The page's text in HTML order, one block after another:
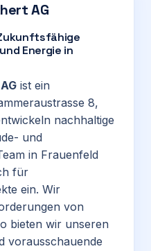
AG
Energie in
ist ein
8,
nachhaltige
und
in Frauenfeld
für
ein. Wir
von
bieten wir unseren
vorausschauende